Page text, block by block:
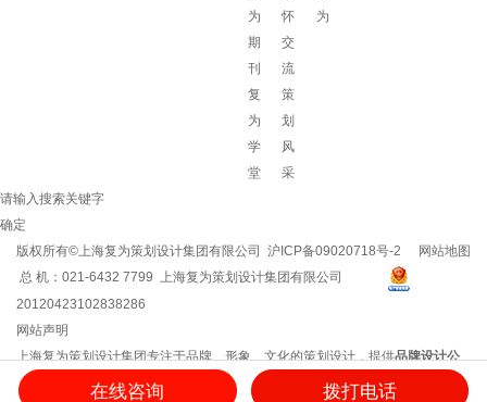
为
期
刊
复
为
学
堂
怀
交
流
策
划
风
采
为
请输入搜索关键字
确定
网站地图
版权所有©上海复为策划设计集团有限公司 沪ICP备09020718号-2
总 机：021-6432 7799 上海复为策划设计集团有限公司
20120423102838286
网站声明
上海复为策划设计集团专注于品牌、形象、文化的策划设计，提供品牌设计公
司
企业文化建设 /企业vi设计 企业文化建设方案 品牌策划方案/企业logo设计
在线咨询 拨打电话